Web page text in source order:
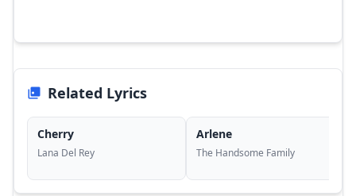
Related Lyrics
Cherry
Lana Del Rey
Arlene
The Handsome Family